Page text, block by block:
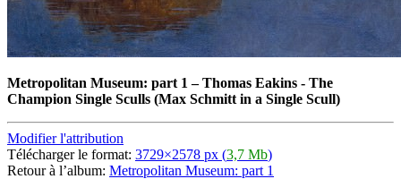
Metropolitan Museum: part 1 –Thomas Eakins - The
Champion Single Sculls (Max Schmitt in a Single Scull)
Modifier l'attribution
Télécharger le format: 3729×2578 px (3,7 Mb)
Retour à l’album: Metropolitan Museum: part 1